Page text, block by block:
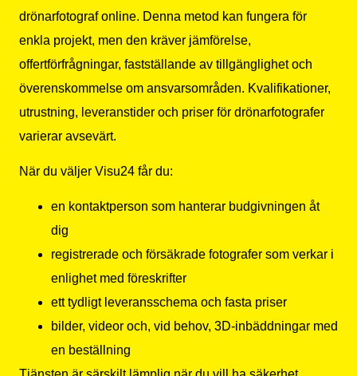
drönarfotograf online. Denna metod kan fungera för
enkla projekt, men den kräver jämförelse,
offertförfrågningar, fastställande av tillgänglighet och
överenskommelse om ansvarsområden. Kvalifikationer,
utrustning, leveranstider och priser för drönarfotografer
varierar avsevärt.
När du väljer Visu24 får du:
en kontaktperson som hanterar budgivningen åt
dig
registrerade och försäkrade fotografer som verkar i
enlighet med föreskrifter
ett tydligt leveransschema och fasta priser
bilder, videor och, vid behov, 3D-inbäddningar med
en beställning